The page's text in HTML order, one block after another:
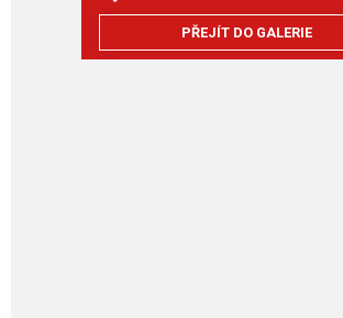
PŘEJÍT DO GALERIE